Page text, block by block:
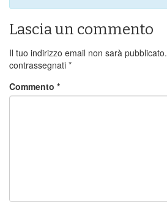
Lascia un commento
Il tuo indirizzo email non sarà pubblicato.
contrassegnati *
Commento *